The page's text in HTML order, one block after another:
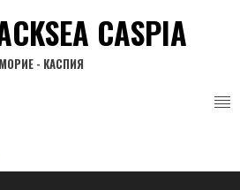
CASPIA
- КАСПИЯ